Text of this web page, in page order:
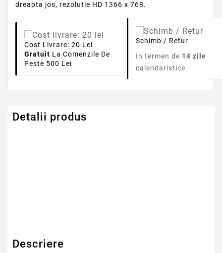
dreapta jos, rezolutie HD 1366 x 768.
Cost Livrare: 20 Lei
Gratuit La Comenzile De
Peste 500 Lei
Schimb / Retur
In termen de 14 zile
calendaristice
Detalii produs
Descriere